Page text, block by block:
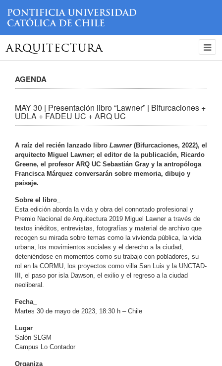
ARQUITECTURA
AGENDA
MAY 30 | Presentación libro “Lawner” | Bifurcaciones +
UDLA + FADEU UC + ARQ UC
A raíz del recién lanzado libro Lawner(Bifurcaciones, 2022), el
arquitecto Miguel Lawner; el editor de la publicación, Ricardo
Greene, el profesor ARQ UC Sebastián Gray y la antropóloga
Francisca Márquez conversarán sobre memoria, dibujo y
paisaje.
Sobre el libro_
Esta edición aborda la vida y obra del connotado profesional y
Premio Nacional de Arquitectura 2019 Miguel Lawner a través de
textos inéditos, entrevistas, fotografías y material de archivo que
recogen su mirada sobre temas como la vivienda pública, la vida
urbana, los movimientos sociales y el derecho a la ciudad,
deteniéndose en momentos como su trabajo con pobladores, su
rol en la CORMU, los proyectos como villa San Luis y la UNCTAD-
III, el paso por isla Dawson, el exilio y el regreso a la ciudad
neoliberal.
Fecha_
Martes 30 de mayo de 2023, 18:30 h – Chile
Lugar_
Salón SLGM
Campus Lo Contador
Organiza_